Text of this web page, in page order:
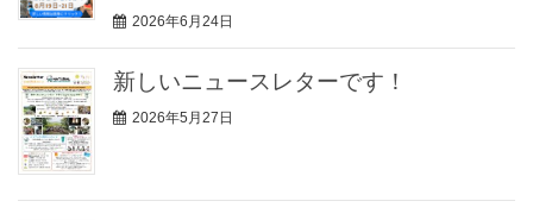
2026年6月24日
新しいニュースレターです！
2026年5月27日